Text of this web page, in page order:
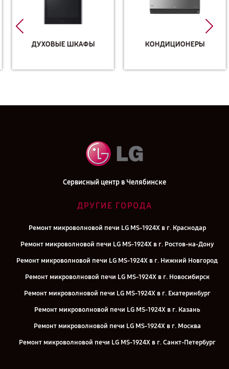
ДУХОВЫЕ ШКАФЫ КОНДИЦИОНЕРЫ
Сервисный центр в Челябинске
ДРУГИЕ ГОРОДА
Ремонт микроволновой печи LG MS-1924X в г. Краснодар
Ремонт микроволновой печи LG MS-1924X в г. Ростов-на-Дону
Ремонт микроволновой печи LG MS-1924X в г. Нижний Новгород
Ремонт микроволновой печи LG MS-1924X в г. Новосибирск
Ремонт микроволновой печи LG MS-1924X в г. Екатеринбург
Ремонт микроволновой печи LG MS-1924X в г. Казань
Ремонт микроволновой печи LG MS-1924X в г. Москва
Ремонт микроволновой печи LG MS-1924X в г. Санкт-Петербург